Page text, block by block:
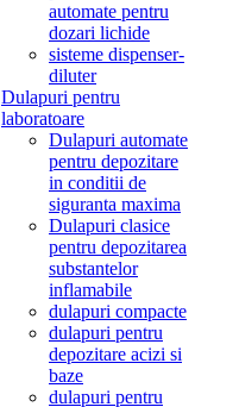
automate pentru
dozari lichide
sisteme dispenser-
diluter
Dulapuri pentru
laboratoare
Dulapuri automate
pentru depozitare
in conditii de
siguranta maxima
Dulapuri clasice
pentru depozitarea
substantelor
inflamabile
dulapuri compacte
dulapuri pentru
depozitare acizi si
baze
dulapuri pentru